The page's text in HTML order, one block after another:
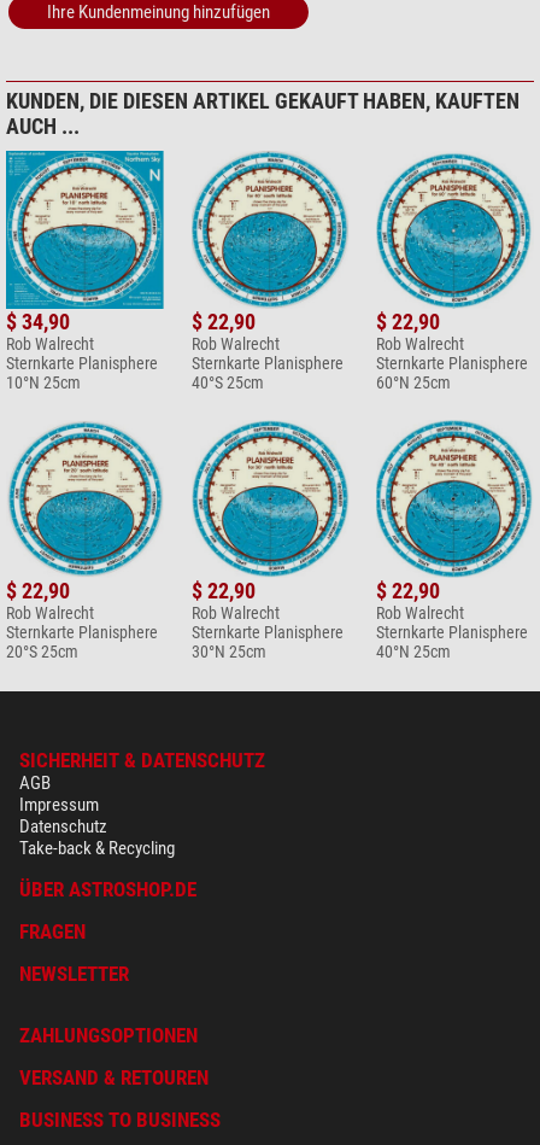
Ihre Kundenmeinung hinzufügen
KUNDEN, DIE DIESEN ARTIKEL GEKAUFT HABEN, KAUFTEN
AUCH ...
$ 34,90
Rob Walrecht
Sternkarte Planisphere
10°N 25cm
$ 22,90
Rob Walrecht
Sternkarte Planisphere
40°S 25cm
$ 22,90
Rob Walrecht
Sternkarte Planisphere
60°N 25cm
$ 22,90
Rob Walrecht
Sternkarte Planisphere
20°S 25cm
$ 22,90
Rob Walrecht
Sternkarte Planisphere
30°N 25cm
$ 22,90
Rob Walrecht
Sternkarte Planisphere
40°N 25cm
SICHERHEIT & DATENSCHUTZ
AGB
Impressum
Datenschutz
Take-back & Recycling
ÜBER ASTROSHOP.DE
FRAGEN
NEWSLETTER
ZAHLUNGSOPTIONEN
VERSAND & RETOUREN
BUSINESS TO BUSINESS